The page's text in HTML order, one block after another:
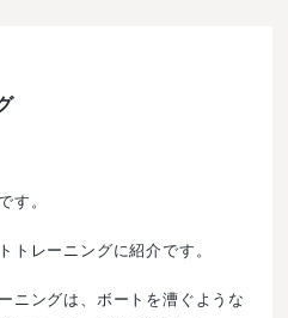
す。
レーニングに紹介です。
ニングは、ボートを漕ぐような